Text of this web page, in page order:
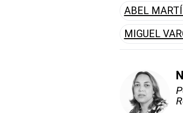
ABEL
MIGUEL